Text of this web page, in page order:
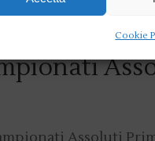
Cookie